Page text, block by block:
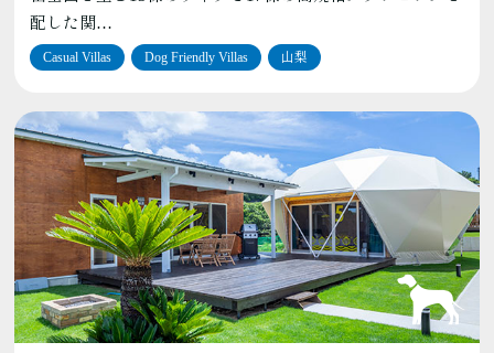
配した関…
Casual Villas Dog Friendly Villas 山梨